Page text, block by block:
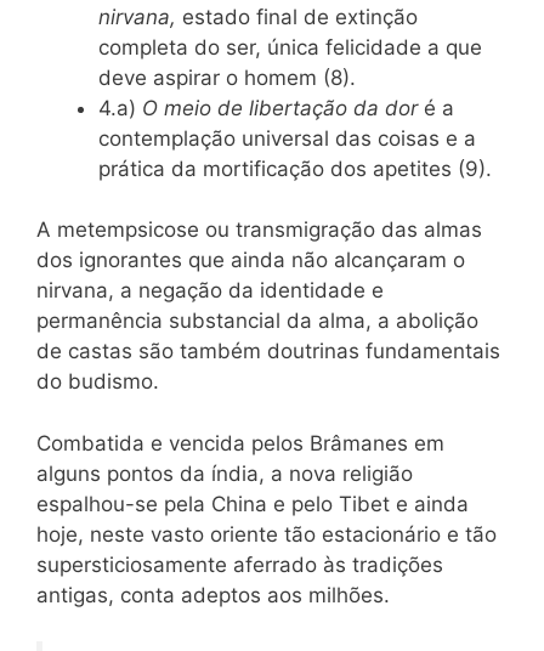
nirvana, estado final de extinção
completa do ser, única felicidade a que
deve aspirar o homem (8).
4.a) O meio de libertação da dor é a
contemplação universal das coisas e a
prática da mortificação dos apetites (9).
A metempsicose ou transmigração das almas
dos ignorantes que ainda não alcançaram o
nirvana, a negação da identidade e
permanência substancial da alma, a abolição
de castas são também doutrinas fundamentais
do budismo.
Combatida e vencida pelos Brâmanes em
alguns pontos da índia, a nova religião
espalhou-se pela China e pelo Tibet e ainda
hoje, neste vasto oriente tão estacionário e tão
supersticiosamente aferrado às tradições
antigas, conta adeptos aos milhões.